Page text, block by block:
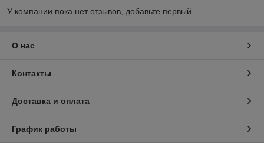
У компании пока нет отзывов, добавьте первый
О нас
Контакты
Доставка и оплата
График работы